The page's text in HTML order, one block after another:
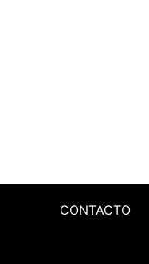
CONTACTO